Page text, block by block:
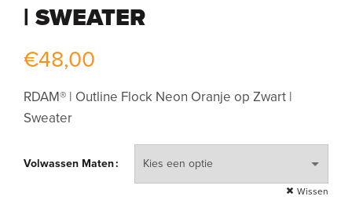
| SWEATER
€48,00
RDAM® | Outline Flock Neon Oranje op Zwart |
Sweater
Volwassen Maten
Wissen